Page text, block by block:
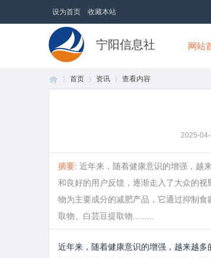
设为首页 收藏本站
宁阳信息社 网站
首页 资讯 查看内容
2025-
摘要: 近年来，随着健康意识的增强，越
和良好的用户反馈，逐渐走入了大众的
物为主要成分的减肥产品，它通过抑制
取物、白芸豆提取物.........
近年来，随着健康意识的增强，越来越